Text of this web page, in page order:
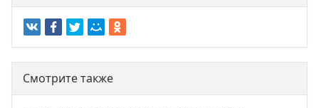
Смотрите также